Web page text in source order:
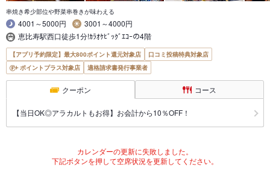
串焼き希少部位や野菜串巻きが味わえる
4001～5000円
3001～4000円
恵比寿駅西口徒歩1分!ｶﾗｵｹﾋﾞｯｸﾞｴｺｰの4階
【アプリ予約限定】最大800ポイント還元対象店
口コミ投稿特典対象店
ポイントプラス対象店
適格請求書発行事業者
クーポン コース
【当日OK◎アラカルトもお得】お会計から10％OFF！
カレンダーの更新に失敗しました。
下記ボタンを押して空席状況を更新してください。